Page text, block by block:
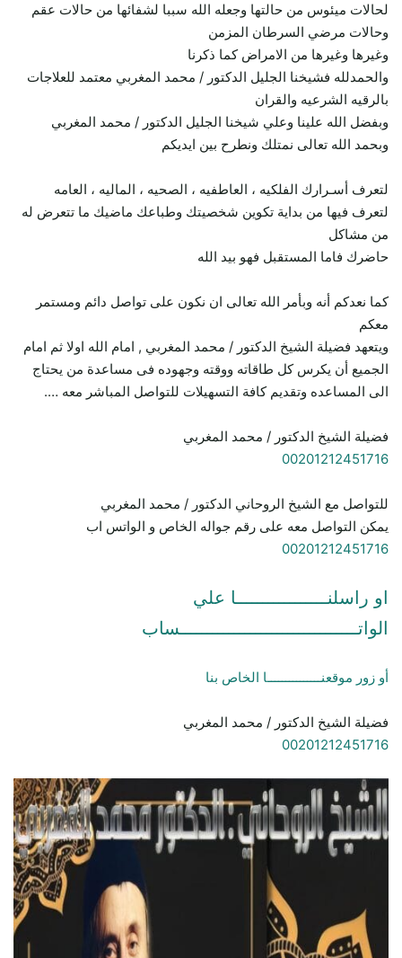
لحالات ميئوس من حالتها وجعله الله سببا لشفائها من حالات عقم
وحالات مرضي السرطان المزمن
وغيرها وغيرها من الامراض كما ذكرنا
والحمدلله فشيخنا الجليل الدكتور / محمد المغربي معتمد للعلاجات
بالرقيه الشرعيه والقران
وبفضل الله علينا وعلي شيخنا الجليل الدكتور / محمد المغربي
وبحمد الله تعالى نمتلك ونطرح بين ايديكم
لتعرف أسـرارك الفلكيه ، العاطفيه ، الصحيه ، الماليه ، العامه
لتعرف فيها من بداية تكوين شخصيتك وطباعك ماضيك ما تتعرض له
من مشاكل
حاضرك فاما المستقبل فهو بيد الله
كما نعدكم أنه وبأمر الله تعالى ان نكون على تواصل دائم ومستمر
معكم
ويتعهد فضيلة الشيخ الدكتور / محمد المغربي , امام الله اولا ثم امام
الجميع أن يكرس كل طاقاته ووقته وجهوده فى مساعدة من يحتاج
الى المساعده وتقديم كافة التسهيلات للتواصل المباشر معه ….
فضيلة الشيخ الدكتور / محمد المغربي
00201212451716
للتواصل مع الشيخ الروحاني الدكتور / محمد المغربي
يمكن التواصل معه على رقم جواله الخاص و الواتس اب
00201212451716
او راسلنـــــــــــــــــا علي
الواتـــــــــــــــــــــــــــــــــساب
أو زور موقعنـــــــــــــــا الخاص بنا
فضيلة الشيخ الدكتور / محمد المغربي
00201212451716